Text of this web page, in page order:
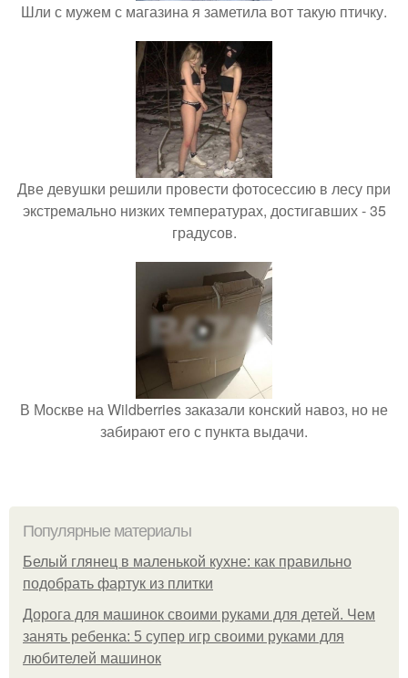
Шли с мужем с магазина я заметила вот такую птичку.
Две девушки решили провести фотосессию в лесу при
экстремально низких температурах, достигавших - 35
градусов.
В Москве на Wildberries заказали конский навоз, но не
забирают его с пункта выдачи.
Популярные материалы
Белый глянец в маленькой кухне: как правильно
подобрать фартук из плитки
Дорога для машинок своими руками для детей. Чем
занять ребенка: 5 супер игр своими руками для
любителей машинок